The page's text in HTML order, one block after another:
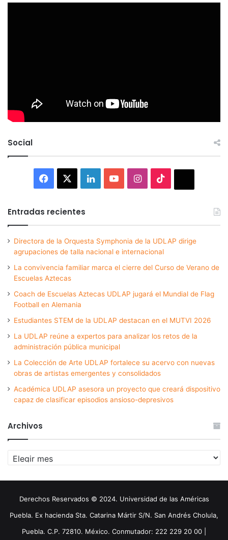
Social
Facebook LinkedInYouTubeInstagram
Entradas recientes
Directora de la Orquesta Symphonia de la UDLAP dirige
agrupaciones de talla nacional e internacional
La convivencia familiar marca el cierre del Curso de Verano de
Escuelas Aztecas
Coach de Escuelas Aztecas UDLAP jugará el Mundial de Flag
Football en Alemania
Estudiantes STEM de la UDLAP destacan en el MUTVI 2026
La UDLAP reúne a expertos para analizar los retos de la
administración pública municipal
La Colección de Arte UDLAP fortalece su acervo con nuevas
obras de artistas emergentes y consolidados
Académica UDLAP asesora un proyecto que creará dispositivo
capaz de clasificar episodios ansioso-depresivos
Archivos
Archivos
Derechos Reservados © 2024. Universidad de las Américas
Puebla. Ex hacienda Sta. Catarina Mártir S/N. San Andrés Cholula,
Puebla. C.P. 72810. México. Conmutador: 222 229 20 00 |